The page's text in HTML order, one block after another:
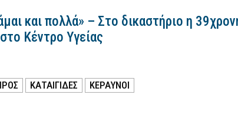
και πολλά» – Στο δικαστήριο η
Κέντρο Υγείας
ΚΑΤΑΙΓΙΔΕΣ ΚΕΡΑΥΝΟΊ